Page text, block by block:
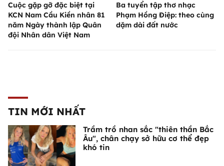
Cuộc gặp gỡ đặc biệt tại
KCN Nam Cầu Kiền nhân 81
năm Ngày thành lập Quân
đội Nhân dân Việt Nam
Ba tuyển tập thơ nhạc
Phạm Hồng Điệp: theo cùng
dặm dài đất nước
TIN MỚI NHẤT
Trầm trồ nhan sắc "thiên thần Bắc
Âu", chân chạy sở hữu cơ thể đẹp
khó tin